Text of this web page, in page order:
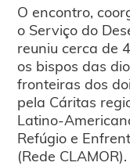
O encontro,
o Serviço do
reuniu cerca de
os bispos das
fronteiras dos
pela Cáritas
Latino-
Refúgio e
(Rede CLAMOR).